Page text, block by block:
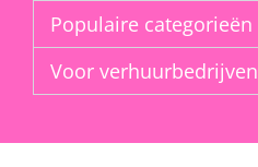
Populaire categorieën
Voor verhuurbedrijven